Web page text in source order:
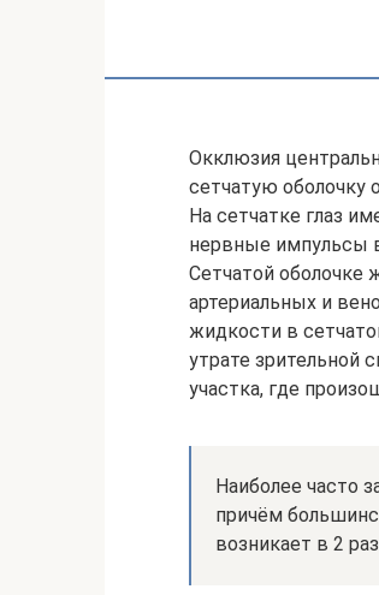
Окклюзия
сетчатую оболочку
На сетчатке глаз
нервные импульсы
Сетчатой оболочке
артериальных и
жидкости в
утрате зрительной
участка, где
Наиболее часто
причём
возникает в 2